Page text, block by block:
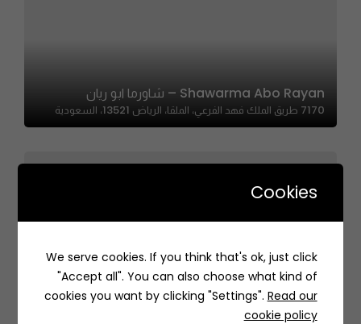
Shawarma Abo Rayan – شاورما ابو ريان
7170 طريق الملك فهد الفرعي، الملقا، الرياض 13521، السعودية
Sugarhive | شوقر هايف
3523 Anas Ibn Malik Rd, Al Malqa, Riyadh 13521, Saudi
Arabia
Cookies
We serve cookies. If you think that's ok, just click
"Accept all". You can also choose what kind of
cookies you want by clicking "Settings". Read our
cookie policy